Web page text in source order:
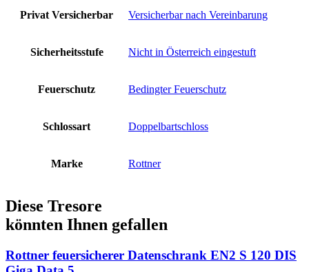
Privat Versicherbar Versicherbar nach Vereinbarung
Sicherheitsstufe Nicht in Österreich eingestuft
Feuerschutz Bedingter Feuerschutz
Schlossart Doppelbartschloss
Marke Rottner
Diese Tresore
könnten Ihnen gefallen
Rottner feuersicherer Datenschrank EN2 S 120 DIS